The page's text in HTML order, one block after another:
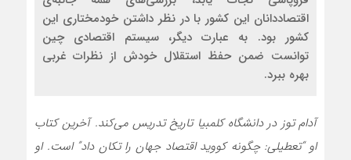
اقتصاددانان این کشور با در نظر داشتن خودمختاری این
کشور بود. به عبارت دیگر، سیستم اقتصادی چین
توانست ضمن حفظ استقلال خودش از نظرات غربی
بهره ببرد.
آدام توز در دانشگاه کلمبیا تاریخ تدریس می‌کند. آخرین کتاب
او “تعطیلی: چگونه کووید اقتصاد جهان را تکان داد” است. او